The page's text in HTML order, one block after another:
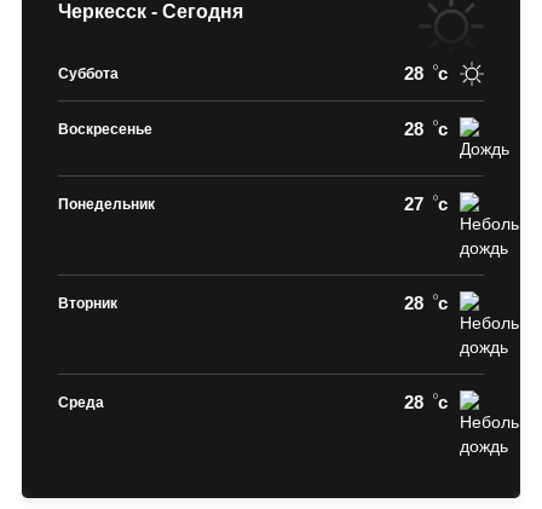
Черкесск - Сегодня
Суббота 28 c
Воскресенье 28 c
Понедельник 27 c
Вторник 28 c
Среда 28 c